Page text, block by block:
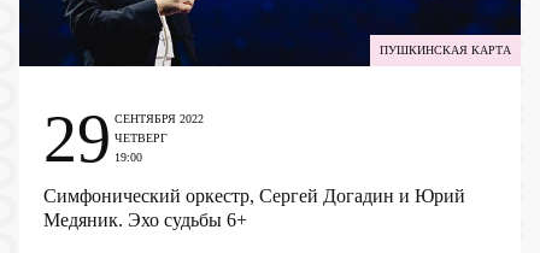
ПУШКИНСКАЯ КАРТА
Симфонический оркестр, Сергей Догадин и Юрий
Медяник. Эхо судьбы 6+
29 СЕНТЯБРЯ 2022
ЧЕТВЕРГ
19:00